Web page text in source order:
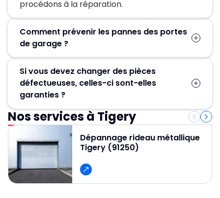
procédons à la réparation.
Comment prévenir les pannes des portes
de garage ?
pannes de votre porte de garage. Il vous suffit
de nettoyer les différentes parties du portail
avec un chiffon imbibé d’eau savonneuse, puis
de bien les sécher. Évitez toutefois les
nettoyeurs haute pression, qui pourraient
endommager votre équipement.
Si vous devez changer des pièces
défectueuses, celles-ci sont-elles
garanties ?
Oui, toutes nos pièces de rechange sont
couvertes par une garantie constructeur. Lors
de nos interventions, 80 % des pièces les plus
courantes sont déjà disponibles dans notre
camion, ce qui nous permet d’assurer un
dépannage rapide et efficace.
Nos services à Tigery
Dépannage rideau métallique
Tigery (91250)